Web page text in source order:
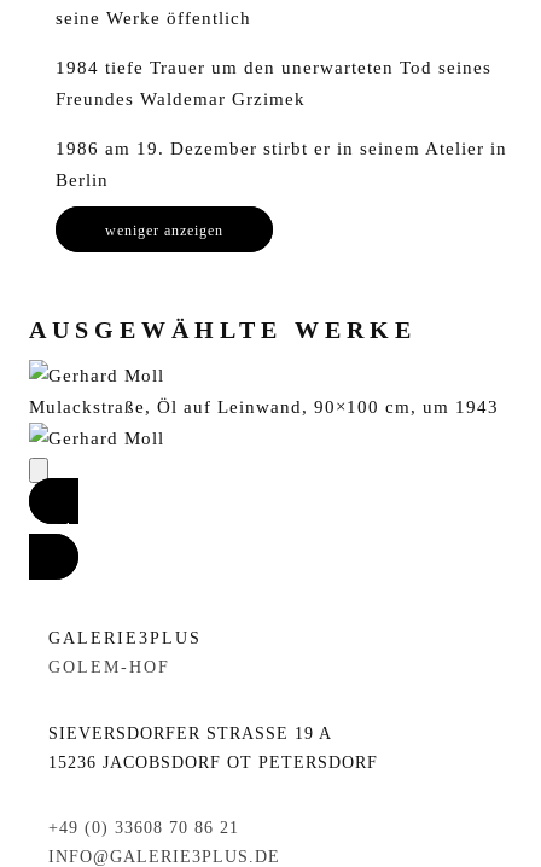
seine Werke öffentlich
1984 tiefe Trauer um den unerwarteten Tod seines
Freundes Waldemar Grzimek
1986 am 19. Dezember stirbt er in seinem Atelier in
Berlin
weniger anzeigen
AUSGEWÄHLTE WERKE
Mulackstraße, Öl auf Leinwand, 90×100 cm, um 1943
zurück
GALERIE3PLUS
GOLEM-HOF
SIEVERSDORFER STRASSE 19 A
15236 JACOBSDORF OT PETERSDORF
+49 (0) 33608 70 86 21
INFO@GALERIE3PLUS.DE